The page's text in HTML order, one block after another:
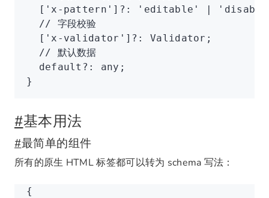
  [
'x-pattern' ] ?: 'editable' |
  // 字段校验
  [
'x-validator' ] ?: Validator ;
  // 默认数据
  default
?: any ;
}
#基本用法
#最简单的组件
所有的原生 HTML 标签都可以转为 schema 写法：
{